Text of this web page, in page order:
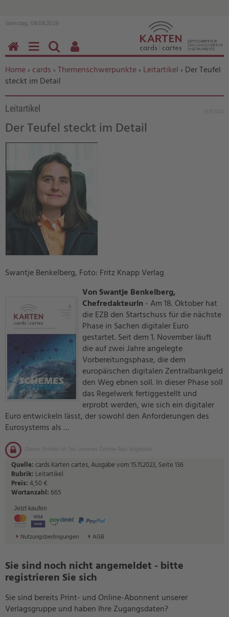
Samstag, 08.08.2026
Sie befinden sich hier:
Home› cards ›Themenschwerpunkte› Leitartikel › Der Teufel
steckt im Detail
Leitartikel
Der Teufel steckt im Detail
Swantje Benkelberg, Foto: Fritz Knapp Verlag
Von Swantje Benkelberg,
Chefredakteurin- Am 18. Oktober hat
die EZB den Startschuss für die nächste
Phase in Sachen digitaler Euro
gestartet. Seit dem 1. November läuft
die auf zwei Jahre angelegte
Vorbereitungsphase, die dem
europäischen digitalen Zentralbankgeld
den Weg ebnen soll. In dieser Phase soll
das Regelwerk fertiggestellt und
erprobt werden, wie sich ein digitaler
Euro entwickeln lässt, der sowohl den Anforderungen des
Eurosystems als …
Dieser Artikel ist Teil unseres Online-Abo Angebots.
Quelle:cards Karten cartes, Ausgabe vom 15.11.2023, Seite 136
Rubrik: Leitartikel
Preis:4,50 €
Wortanzahl: 665
Jetzt kaufen
Nutzungsbedingungen AGB
Sie sind noch nicht angemeldet - bitte
registrieren Sie sich
Sie sind bereits Print- und Online-Abonnent unserer
Verlagsgruppe und haben Ihre Zugangsdaten?
HOMEMENÜSUCHEN
BENUTZERFUNKTIONEN